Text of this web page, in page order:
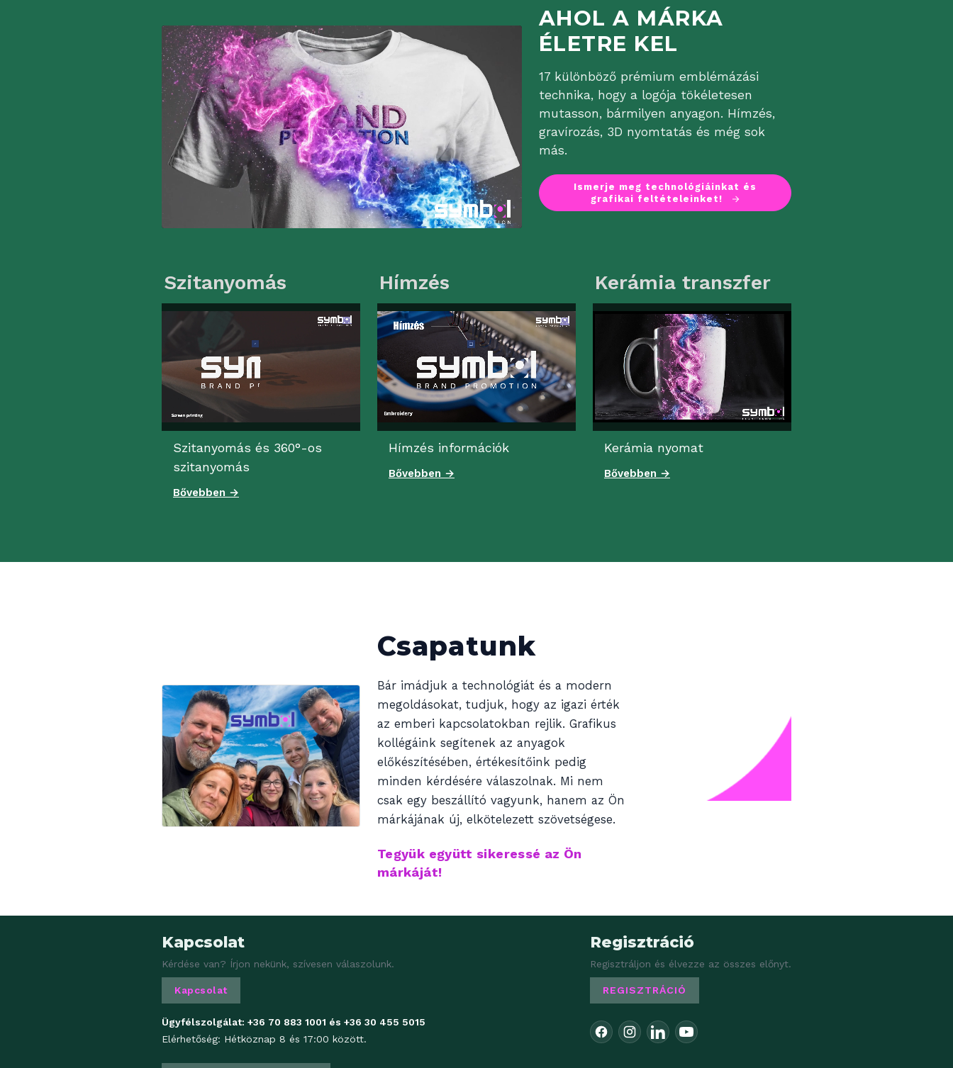
AHOL A MÁRKA
ÉLETRE KEL
17 különböző prémium emblémázási
technika, hogy a logója tökéletesen
mutasson, bármilyen anyagon. Hímzés,
gravírozás, 3D nyomtatás és még sok
más.
Ismerje meg technológiáinkat és
grafikai feltételeinket!
Szitanyomás
Szitanyomás és 360°-os
szitanyomás
Bővebben →
Hímzés
Hímzés információk
Bővebben →
Kerámia transzfer
Kerámia nyomat
Bővebben →
Csapatunk
Bár imádjuk a technológiát és a modern
megoldásokat, tudjuk, hogy az igazi érték
az emberi kapcsolatokban rejlik. Grafikus
kollégáink segítenek az anyagok
előkészítésében, értékesítőink pedig
minden kérdésére válaszolnak. Mi nem
csak egy beszállító vagyunk, hanem az Ön
márkájának új, elkötelezett szövetségese.
Tegyük együtt sikeressé az Ön
márkáját!
Kapcsolat
Kérdése van? Írjon nekünk, szívesen válaszolunk.
Kapcsolat
Ügyfélszolgálat: +36 70 883 1001 és +36 30 455 5015
Elérhetőség: Hétköznap 8 és 17:00 között.
Regisztráció
Regisztráljon és élvezze az összes előnyt.
REGISZTRÁCIÓ